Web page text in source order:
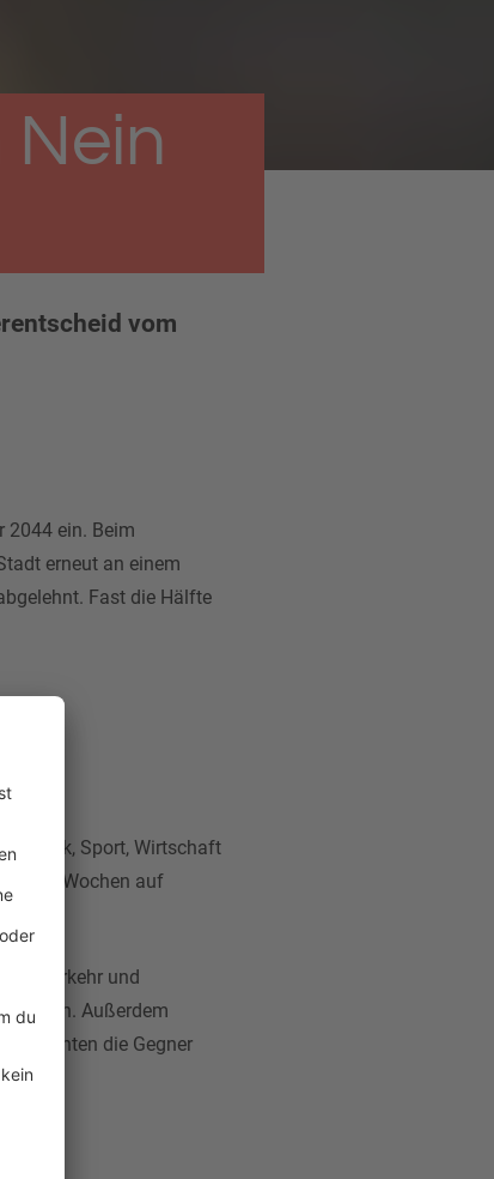
vom
2044 ein. Beim
erneut an einem
Fast die Hälfte
. Politik, Sport, Wirtschaft
Wochen auf
Verkehr und
Außerdem
konnten die Gegner